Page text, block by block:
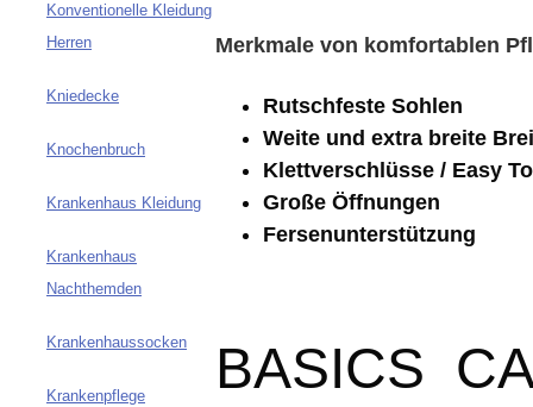
Konventionelle Kleidung
Herren
Kniedecke
Knochenbruch
Krankenhaus Kleidung
Krankenhaus
Nachthemden
Krankenhaussocken
Krankenpflege
Merkmale von komfortablen
Rutschfeste Sohlen
Weite und extra breite
Klettverschlüsse / Easy
Große Öffnungen
Fersenunterstützung
BASICS